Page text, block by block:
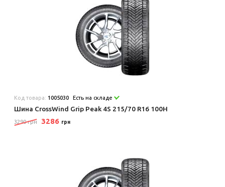
Код товара: 1005030 Есть на складе
Шина CrossWind Grip Peak 4S 215/70 R16 100H
3290 грн 3286 грн